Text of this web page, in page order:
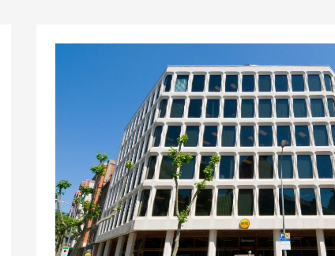
LA
EDUCACIÓN
DISPARA
RIESGOS
ENTRE
MENORES:
NORMALIZAN
INVASIONES
DE
PRIVACIDAD
Y
EL
CONTACTO
CON
DESCONOCIDOS